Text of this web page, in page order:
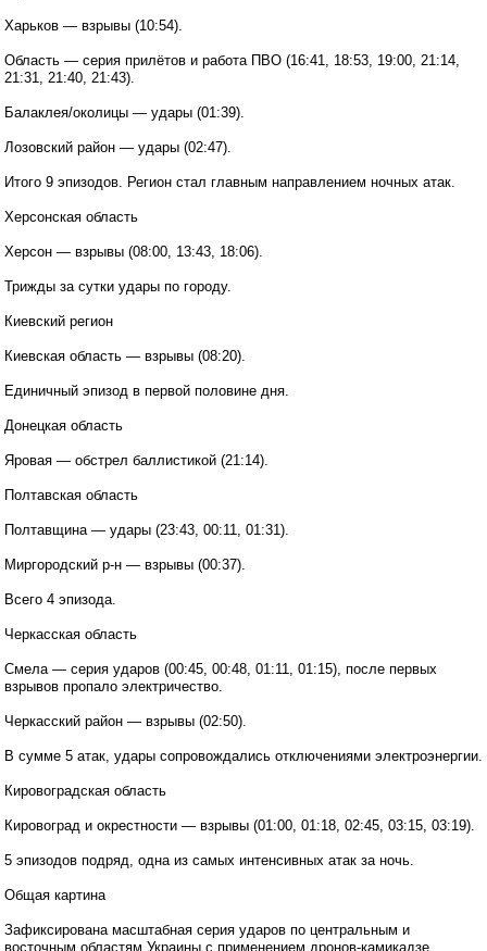
Харьков — взрывы (10:54).
Область — серия прилётов и работа ПВО (16:41, 18:53, 19:00, 21:14,
21:31, 21:40, 21:43).
Балаклея/околицы — удары (01:39).
Лозовский район — удары (02:47).
Итого 9 эпизодов. Регион стал главным направлением ночных атак.
Херсонская область
Херсон — взрывы (08:00, 13:43, 18:06).
Трижды за сутки удары по городу.
Киевский регион
Киевская область — взрывы (08:20).
Единичный эпизод в первой половине дня.
Донецкая область
Яровая — обстрел баллистикой (21:14).
Полтавская область
Полтавщина — удары (23:43, 00:11, 01:31).
Миргородский р-н — взрывы (00:37).
Всего 4 эпизода.
Черкасская область
Смела — серия ударов (00:45, 00:48, 01:11, 01:15), после первых
взрывов пропало электричество.
Черкасский район — взрывы (02:50).
В сумме 5 атак, удары сопровождались отключениями электроэнергии.
Кировоградская область
Кировоград и окрестности — взрывы (01:00, 01:18, 02:45, 03:15, 03:19).
5 эпизодов подряд, одна из самых интенсивных атак за ночь.
Общая картина
Зафиксирована масштабная серия ударов по центральным и
восточным областям Украины с применением дронов-камикадзе,